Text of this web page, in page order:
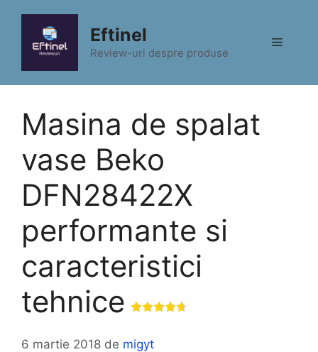
conținut
Eftinel
Review-uri despre produse
Meniu
Masina de spalat
vase Beko
DFN28422X
performante si
caracteristici
tehnice
6 martie 2018 de migyt